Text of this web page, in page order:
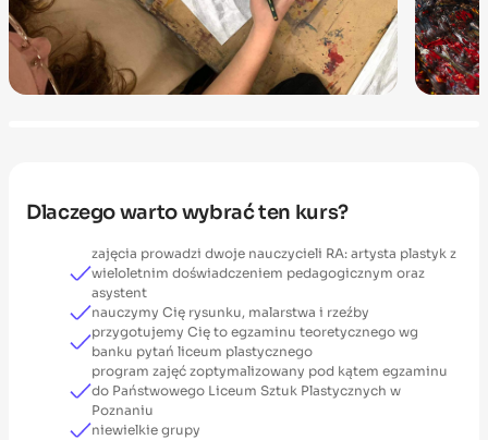
Dlaczego warto wybrać ten kurs?
zajęcia prowadzi dwoje nauczycieli RA: artysta plastyk z
wieloletnim doświadczeniem pedagogicznym oraz
asystent
nauczymy Cię rysunku, malarstwa i rzeźby
przygotujemy Cię to egzaminu teoretycznego wg
banku pytań liceum plastycznego
program zajęć zoptymalizowany pod kątem egzaminu
do Państwowego Liceum Sztuk Plastycznych w
Poznaniu
niewielkie grupy